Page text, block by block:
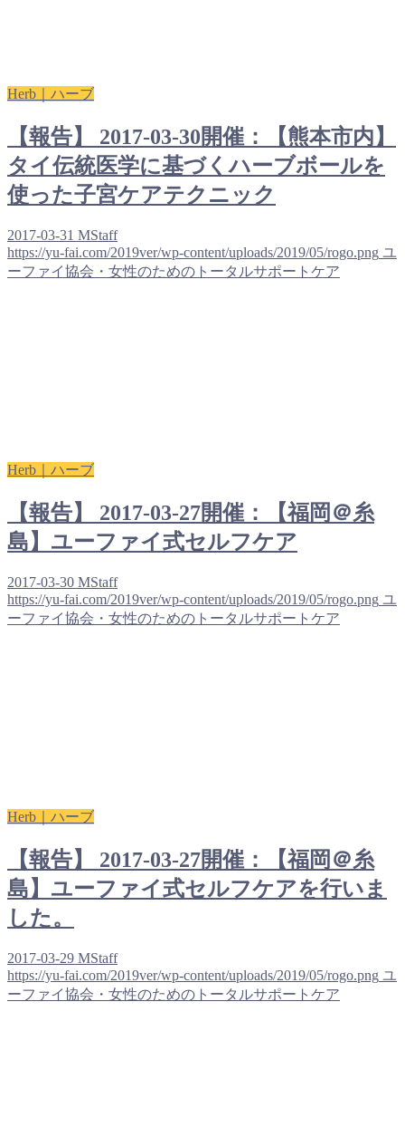
Herb｜ハーブ
【報告】 2017-03-30開催：【熊本市内】
タイ伝統医学に基づくハーブボールを
使った子宮ケアテクニック
2017-03-31 MStaff
https://yu-fai.com/2019ver/wp-content/uploads/2019/05/rogo.png ユ
ーファイ協会・女性のためのトータルサポートケア
Herb｜ハーブ
【報告】 2017-03-27開催：【福岡＠糸
島】ユーファイ式セルフケア
2017-03-30 MStaff
https://yu-fai.com/2019ver/wp-content/uploads/2019/05/rogo.png ユ
ーファイ協会・女性のためのトータルサポートケア
Herb｜ハーブ
【報告】 2017-03-27開催：【福岡＠糸
島】ユーファイ式セルフケアを行いま
した。
2017-03-29 MStaff
https://yu-fai.com/2019ver/wp-content/uploads/2019/05/rogo.png ユ
ーファイ協会・女性のためのトータルサポートケア